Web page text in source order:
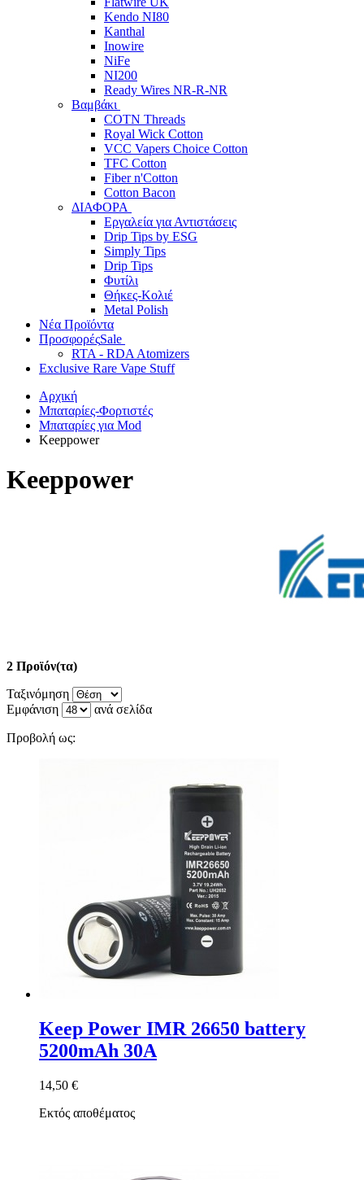
Kendo NI80
Kanthal
Inowire
NiFe
NI200
Ready Wires NR-R-NR
Βαμβάκι
COTN Threads
Royal Wick Cotton
VCC Vapers Choice Cotton
TFC Cotton
Fiber n'Cotton
Cotton Bacon
ΔΙΑΦΟΡΑ
Εργαλεία για Αντιστάσεις
Drip Tips by ESG
Simply Tips
Drip Tips
Φυτίλι
Θήκες-Κολιέ
Metal Polish
Νέα Προϊόντα
ΠροσφορέςSale
RTA - RDA Atomizers
Exclusive Rare Vape Stuff
Αρχική
Μπαταρίες-Φορτιστές
Μπαταρίες για Mod
Keeppower
Keeppower
2 Προϊόν(τα)
Ταξινόμηση
Εμφάνιση
ανά σελίδα
Προβολή ως:
Keep Power IMR 26650 battery
5200mAh 30A
14,50 €
Εκτός αποθέματος